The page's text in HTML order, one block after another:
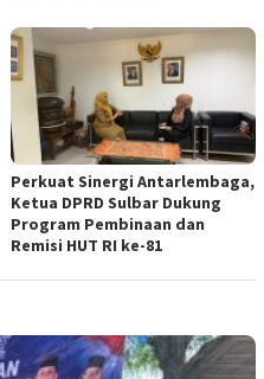
Perkuat Sinergi Antarlembaga,
Ketua DPRD Sulbar Dukung
Program Pembinaan dan
Remisi HUT RI ke-81